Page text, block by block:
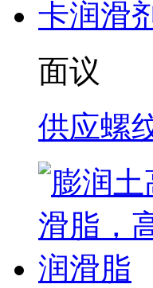
面议
供应螺